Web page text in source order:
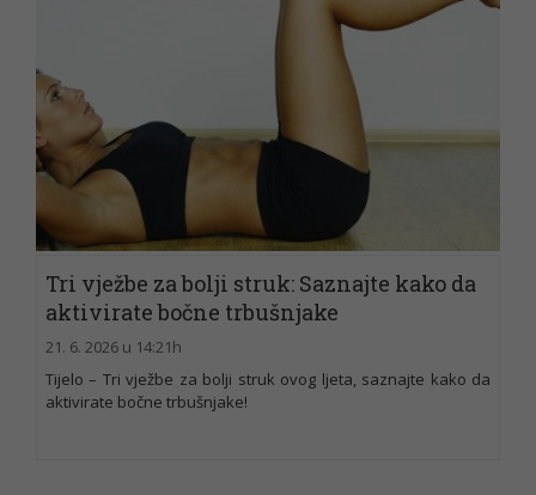
Tri vježbe za bolji struk: Saznajte kako da
aktivirate bočne trbušnjake
21. 6. 2026 u 14:21h
Tijelo – Tri vježbe za bolji struk ovog ljeta, saznajte kako da
aktivirate bočne trbušnjake!